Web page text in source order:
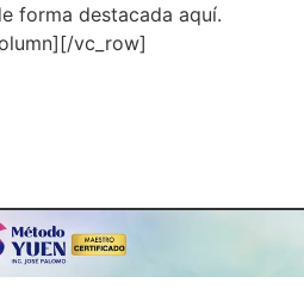
forma destacada aquí.
vc_row]